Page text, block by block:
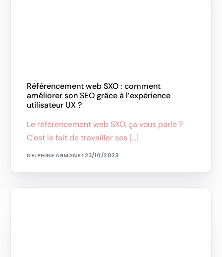
Référencement web SXO : comment
améliorer son SEO grâce à l’expérience
utilisateur UX ?
Le référencement web SXO, ça vous parle ?
C’est le fait de travailler ses […]
DELPHINE ARMANET23/10/2023